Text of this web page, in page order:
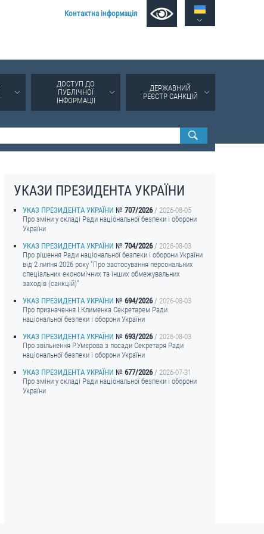
Контактна інформація
ДОСТУП ДО
ПУБЛІЧНОЇ
ІНФОРМАЦІЇ
ДЕРЖАВНИЙ
РЕЄСТР САНКЦІЙ
УКАЗИ ПРЕЗИДЕНТА УКРАЇНИ
УКАЗ ПРЕЗИДЕНТА УКРАЇНИ 707/2026
2026-08-05
Про зміни у складі Ради національної безпеки і оборони
України
УКАЗ ПРЕЗИДЕНТА УКРАЇНИ
704/2026
2026-08-03
Про рішення Ради національної безпеки і оборони України
від 2 липня 2026 року "Про застосування персональних
спеціальних економічних та інших обмежувальних
заходів (санкцій)"
УКАЗ ПРЕЗИДЕНТА УКРАЇНИ
694/2026
2026-08-03
Про призначення I.Клименка Секретарем Ради
національної безпеки і оборони України
УКАЗ ПРЕЗИДЕНТА УКРАЇНИ
693/2026
2026-08-03
Про звільнення Р.Умєрова з посади Секретаря Ради
національної безпеки і оборони України
УКАЗ ПРЕЗИДЕНТА УКРАЇНИ
677/2026
2026-07-31
Про зміни у складі Ради національної безпеки і оборони
України